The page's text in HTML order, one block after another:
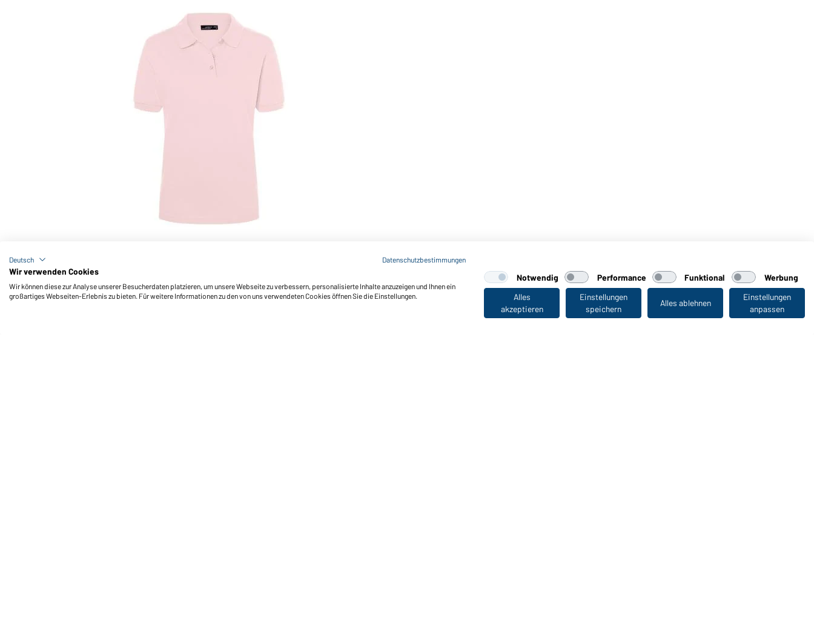
Classic Polo Ladies (rose)
Zuletzt angesehen
Deutsch Datenschutzbestimmungen
Wir verwenden Cookies
Wir können diese zur Analyse unserer Besucherdaten platzieren, um unsere Webseite zu verbessern, personalisierte Inhalte anzuzeigen und Ihnen ein
großartiges Webseiten-Erlebnis zu bieten. Für weitere Informationen zu den von uns verwendeten Cookies öffnen Sie die Einstellungen.
Notwendig Performance Funktional
Werbung
Alles
akzeptieren
Einstellungen
speichern
Alles ablehnen
Einstellungen
anpassen